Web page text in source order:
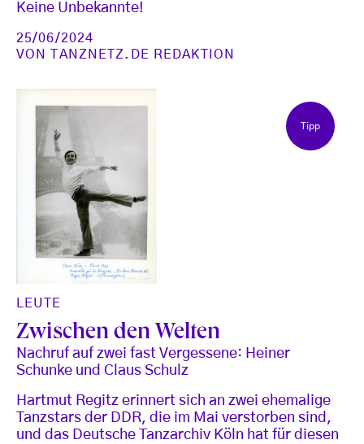
Keine Unbekannte!
25/06/2024
VON
TANZNETZ.DE REDAKTION
Tipp
LEUTE
Zwischen den Welten
Nachruf auf zwei fast Vergessene: Heiner
Schunke und Claus Schulz
Hartmut Regitz erinnert sich an zwei ehemalige
Tanzstars der DDR, die im Mai verstorben sind,
und das Deutsche Tanzarchiv Köln hat für diesen